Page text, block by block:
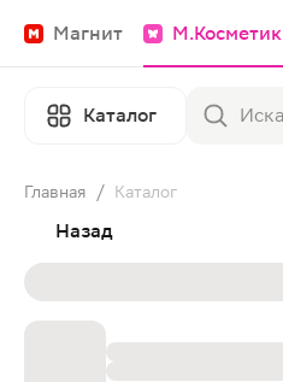
Магнит М.Косметик
Каталог
Главная / Каталог
Назад